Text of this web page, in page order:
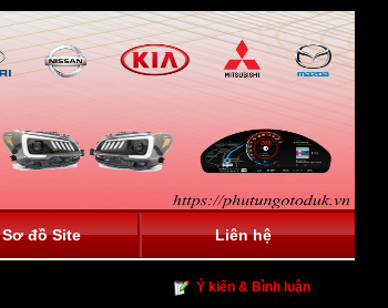
Sơ đồ Site Liên hệ
Ý kiến & Bình luận